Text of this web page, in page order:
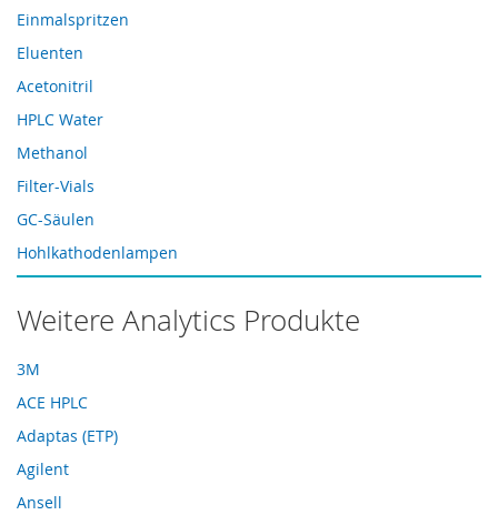
Einmalspritzen
Eluenten
Acetonitril
HPLC Water
Methanol
Filter-Vials
GC-Säulen
Hohlkathodenlampen
HPLC-Ersatzteile
HPLC-Zubehör
Microliter-Spritzen
Weitere Analytics Produkte
3M
ACE HPLC
Adaptas (ETP)
Agilent
Ansell